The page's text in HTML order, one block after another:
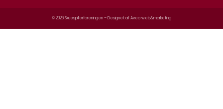
© 2026 Skuespillerforeningen – Designet afAveo web&marketing